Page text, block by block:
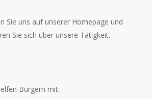
Sie uns auf unserer Homepage und
Sie sich über unsere Tätigkeit.
Bürgern mit: